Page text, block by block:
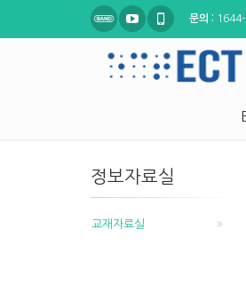
문의 :
정보자료실
교재자료실